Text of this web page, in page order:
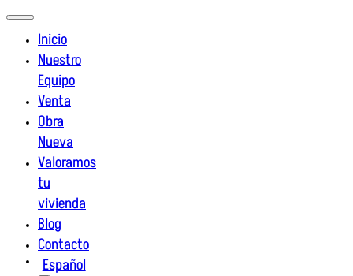
Inicio
Nuestro
Equipo
Venta
Obra
Nueva
Valoramos
tu
vivienda
Blog
Contacto
Español